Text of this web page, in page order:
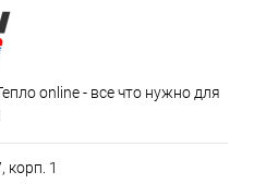
online - все что нужно для
корп. 1